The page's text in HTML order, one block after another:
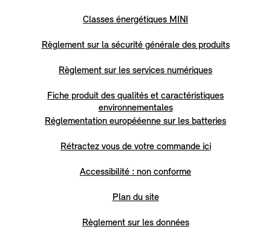
Classes énergétiques MINI
Règlement sur la sécurité générale des produits
Règlement sur les services numériques
Fiche produit des qualités et caractéristiques
environnementales
Réglementation europééenne sur les batteries
Rétractez vous de votre commande ici
Accessibilité : non conforme
Plan du site
Règlement sur les données